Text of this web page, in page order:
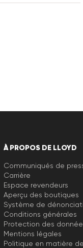
le sujet dans la
À PROPOS DE LLOYD
Communiqués de
Carrière
Espace revendeurs
Aperçu des boutiques
Système de
Conditions générales
Protection des
Mentions légales
Politique en matière